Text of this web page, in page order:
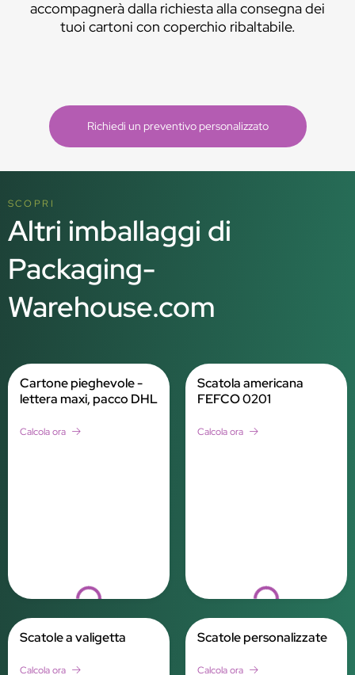
accompagnerà dalla richiesta alla consegna dei
tuoi cartoni con coperchio ribaltabile.
Richiedi un preventivo personalizzato
SCOPRI
Altri imballaggi di
Packaging-
Warehouse.com
Loading...
Cartone pieghevole -
lettera maxi, pacco DHL
Calcola ora
Loading...
Scatola americana
FEFCO 0201
Calcola ora
Scatole a valigetta
Calcola ora
Scatole personalizzate
Calcola ora